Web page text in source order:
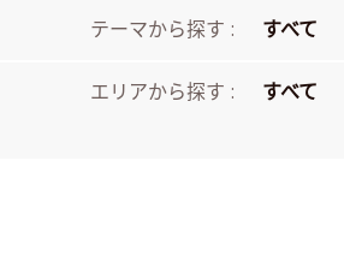
テーマから探す : すべて
エリアから探す : すべて